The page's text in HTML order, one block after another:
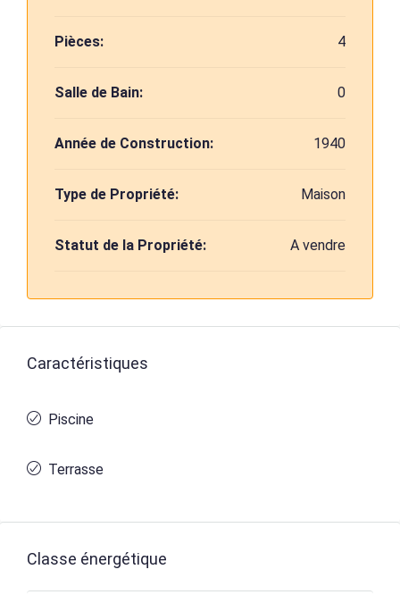
Pièces: 4
Salle de Bain: 0
Année de Construction: 1940
Type de Propriété: Maison
Statut de la Propriété: A vendre
Caractéristiques
Piscine
Terrasse
Classe énergétique